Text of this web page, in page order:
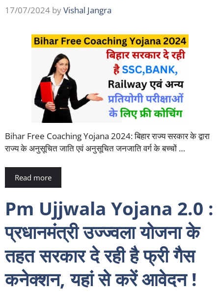
17/07/2024 byVishal Jangra
Bihar Free Coaching Yojana 2024: बिहार राज्य सरकार के द्वारा
राज्य के अनुसूचित जाति एवं अनुसूचित जनजाति वर्ग के बच्चों …
Read more
Pm Ujjwala Yojana 2.0 :
प्रधानमंत्री उज्ज्वला योजना के
तहत सरकार दे रही है फ्री गैस
कनेक्शन, यहां से करें आवेदन !